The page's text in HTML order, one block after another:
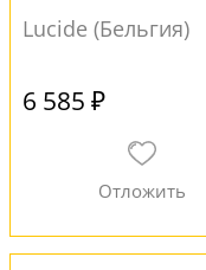
Lucide (Бельгия)
6 585 ₽